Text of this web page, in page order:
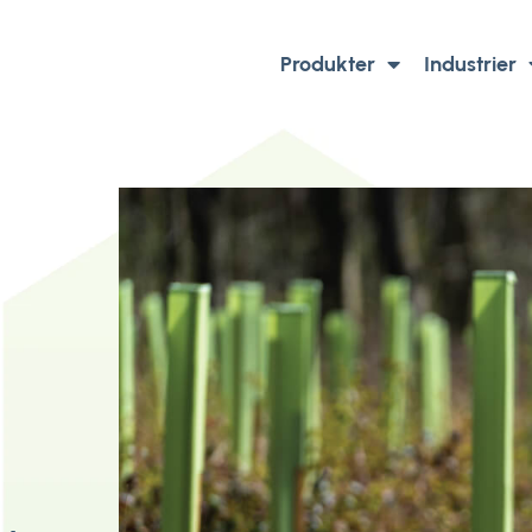
Produkter Industrier